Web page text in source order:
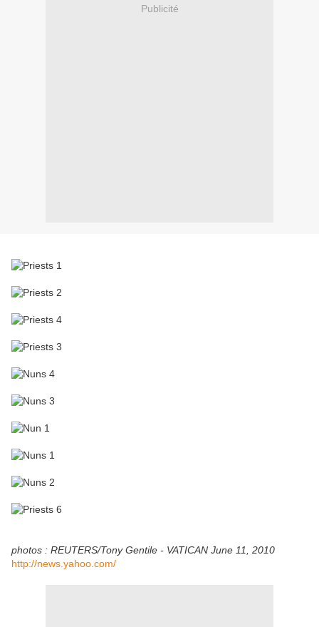
Publicité
photos : REUTERS/Tony Gentile - VATICAN June 11, 2010
http://news.yahoo.com/